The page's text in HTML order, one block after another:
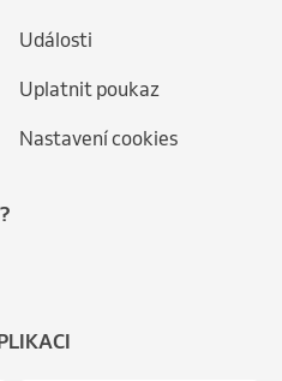
Události
Uplatnit poukaz
Nastavení cookies